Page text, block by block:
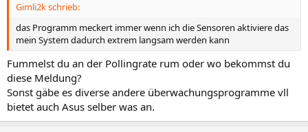
Gimli2k schrieb:
das Programm meckert immer wenn ich die Sensoren aktiviere das
mein System dadurch extrem langsam werden kann
Fummelst du an der Pollingrate rum oder wo bekommst du
diese Meldung?
Sonst gäbe es diverse andere überwachungsprogramme vll
bietet auch Asus selber was an.